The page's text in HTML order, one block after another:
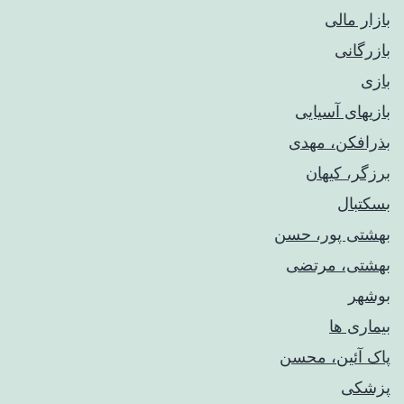
بازار مالی
بازرگانی
بازی
بازیهای آسیایی
بذرافکن، مهدی
برزگر، کیهان
بسکتبال
بهشتی پور، حسن
بهشتی، مرتضی
بوشهر
بیماری ها
پاک آئین، محسن
پزشکی